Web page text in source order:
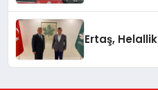
Ertaş,